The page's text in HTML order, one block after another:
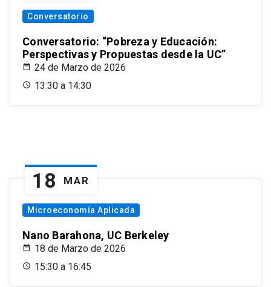
Conversatorio
Conversatorio: “Pobreza y Educación:
Perspectivas y Propuestas desde la UC”
24 de Marzo de 2026
13:30 a 14:30
18 MAR
Microeconomía Aplicada
Nano Barahona, UC Berkeley
18 de Marzo de 2026
15:30 a 16:45